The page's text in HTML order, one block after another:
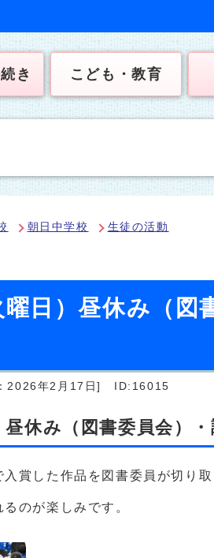
き こども・教育
朝日中学校 生徒の活動
日）昼休み（図
2026年2月17日] ID:16015
休み（図書委員会）
賞した作品を図書委員が切り
のが楽しみです。